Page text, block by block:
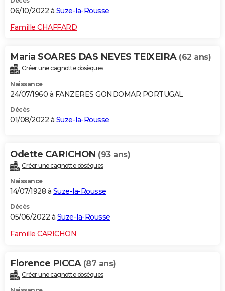
06/10/2022 à Suze-la-Rousse
Famille CHAFFARD
Maria SOARES DAS NEVES TEIXEIRA (62 ans)
Créer une cagnotte obsèques
Naissance
24/07/1960 à FANZERES GONDOMAR PORTUGAL
Décès
01/08/2022 à Suze-la-Rousse
Odette CARICHON (93 ans)
Créer une cagnotte obsèques
Naissance
14/07/1928 à Suze-la-Rousse
Décès
05/06/2022 à Suze-la-Rousse
Famille CARICHON
Florence PICCA (87 ans)
Créer une cagnotte obsèques